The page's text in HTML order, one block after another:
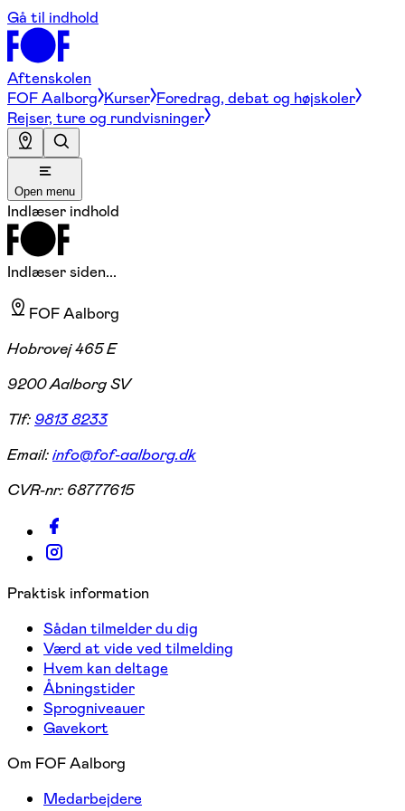
Gå til indhold
Aftenskolen
FOF Aalborg Kurser Foredrag, debat og højskoler
Rejser, ture og rundvisninger
Open menu
Indlæser indhold
Indlæser siden...
FOF Aalborg
Hobrovej 465 E
9200 Aalborg SV
Tlf:9813 8233
Email:info@fof-aalborg.dk
CVR-nr: 68777615
Praktisk information
Sådan tilmelder du dig
Værd at vide ved tilmelding
Hvem kan deltage
Åbningstider
Sprogniveauer
Gavekort
Om FOF Aalborg
Medarbejdere